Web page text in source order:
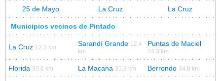
25 de Mayo La Cruz La Cruz
Municipios vecinos de Pintado
La Cruz 12.3 km Sarandí Grande 12.4
km
Puntas de Maciel
24.3 km
Florida 30.6 km La Macana 31.3 km Berrondo 34.8 km